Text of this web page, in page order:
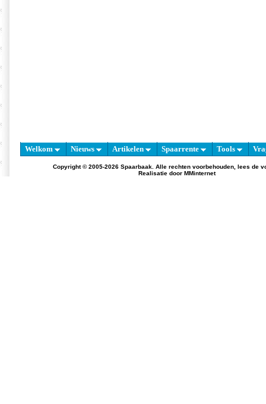
Welkom Nieuws Artikelen Spaarrente Tools
Copyright © 2005-2026 Spaarbaak. Alle rechten voorbehouden, lees de
Realisatie door MMinternet